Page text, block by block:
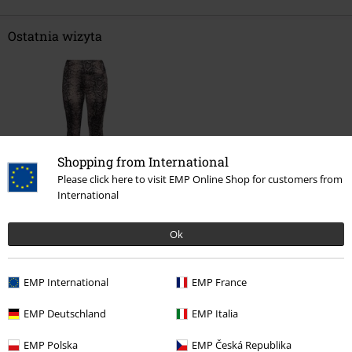
Shopping from International
Please click here to visit EMP Online Shop for customers from
International
Ok
EMP International EMP France
EMP Deutschland EMP Italia
EMP Polska EMP Česká Republika
Ostatnia wizyta
Więcej kategorii. Więcej możliwości.